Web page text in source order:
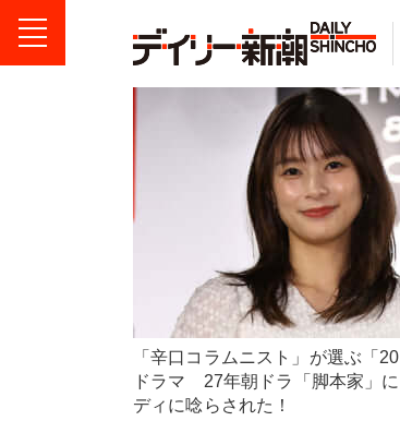
「辛口コラムニスト」が選ぶ「
ドラマ 27年朝ドラ「脚本家」に
ディに唸らされた！